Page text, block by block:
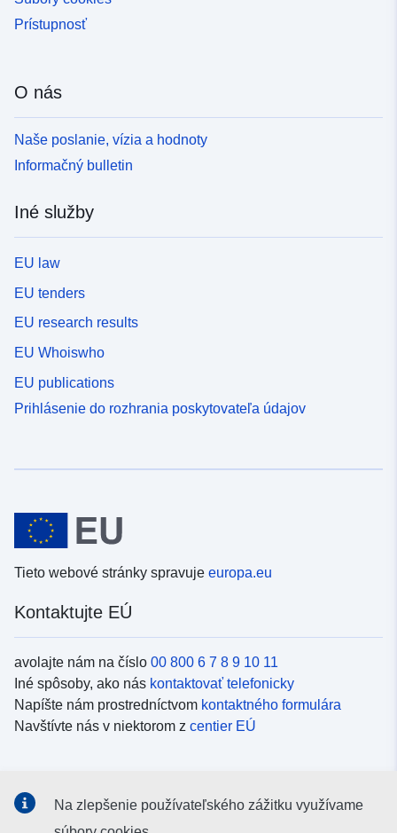
Prístupnosť
O nás
Naše poslanie, vízia a hodnoty
Informačný bulletin
Iné služby
EU law
EU tenders
EU research results
EU Whoiswho
EU publications
Prihlásenie do rozhrania poskytovateľa údajov
Tieto webové stránky spravuje europa.eu
Kontaktujte EÚ
avolajte nám na číslo 00 800 6 7 8 9 10 11
Iné spôsoby, ako nás kontaktovať telefonicky
Napíšte nám prostredníctvom kontaktného formulára
Navštívte nás v niektorom z centier EÚ
Na zlepšenie používateľského zážitku využívame